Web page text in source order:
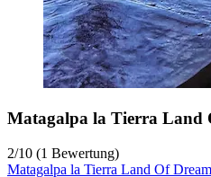
Matagalpa la Tierra Land
2/10 (1 Bewertung)
Matagalpa la Tierra Land Of